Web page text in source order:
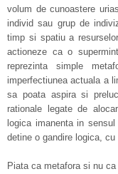
volum de cunoastere
individ sau grup de
timp si spatiu a
actioneze ca o
reprezinta simple
imperfectiunea actuala a
sa poata aspira si
rationale legate de
logica imanenta in
detine o gandire logica,
Piata ca metafora si nu